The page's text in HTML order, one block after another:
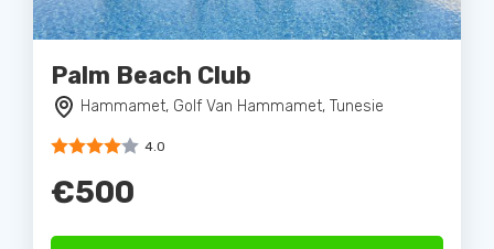
Palm Beach Club
Hammamet, Golf Van Hammamet, Tunesie
4.0
€500